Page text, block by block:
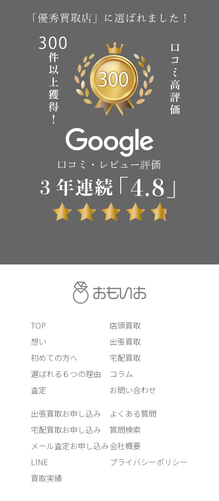
TOP
想い
初めての方へ
選ばれる６つの理由
査定
店頭買取
出張買取
宅配買取
コラム
お問い合わせ
出張買取お申し込み
宅配買取お申し込み
メール査定お申し込み
LINE
買取実績
よくある質問
質問検索
会社概要
プライバシーポリシー